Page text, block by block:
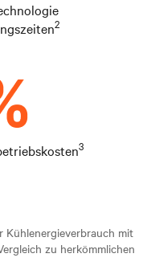
2
3
Kühlenergieverbrauch mit
zu herkömmlichen